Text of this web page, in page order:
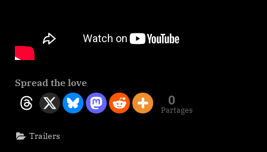
Spread the love
0
Partages
Trailers